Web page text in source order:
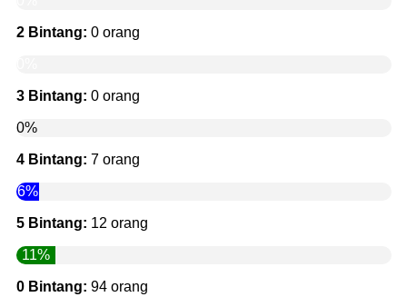
2 Bintang: 0 orang
3 Bintang: 0 orang
0%
4 Bintang: 7 orang
6%
5 Bintang: 12 orang
11%
0 Bintang: 94 orang